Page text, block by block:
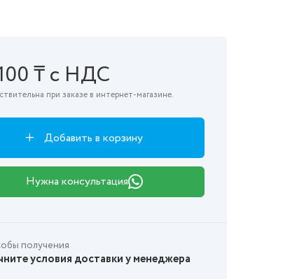
₸ с НДС
при заказе в интернет-магазине.
Добавить в корзину
Нужна консультация
получения
условия доставки у менеджера